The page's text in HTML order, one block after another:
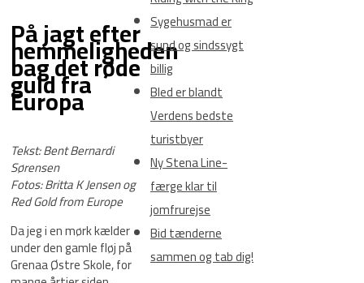
På jagt efter
hemmeligheden
bag det røde
guld fra
Europa
Tekst: Bent Bernardi
Sørensen
Fotos: Britta K Jensen og
Red Gold from Europe
Da jeg i en mørk kælder
under den gamle fløj på
Grenaa Østre Skole, for
Sygehusmad er
sund og sindssygt
billig
Bled er blandt
Verdens bedste
turistbyer
Ny Stena Line-
færge klar til
jomfrurejse
Bid tænderne
sammen og tab dig!